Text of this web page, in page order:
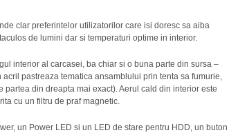
clar preferintelor utilizatorilor care isi doresc sa aiba
de lumini dar si temperaturi optime in interior.
interior al carcasei, ba chiar si o buna parte din sursa –
pastreaza tematica ansamblului prin tenta sa fumurie,
din dreapta mai exact). Aerul cald din interior este
cu un filtru de praf magnetic.
un Power LED si un LED de stare pentru HDD, un buton